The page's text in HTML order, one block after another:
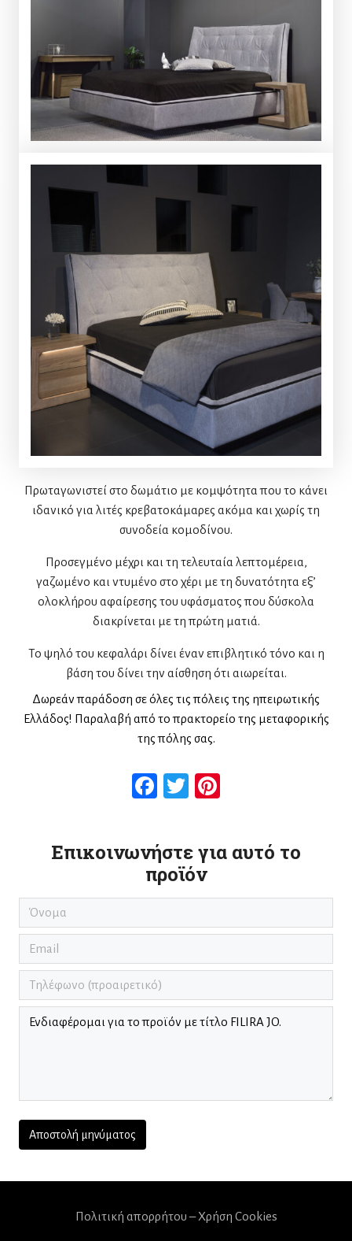
Πρωταγωνιστεί στο δωμάτιο με κομψότητα που το κάνει
ιδανικό για λιτές κρεβατοκάμαρες ακόμα και χωρίς τη
συνοδεία κομοδίνου.
Προσεγμένο μέχρι και τη τελευταία λεπτομέρεια,
γαζωμένο και ντυμένο στο χέρι με τη δυνατότητα εξ’
ολοκλήρου αφαίρεσης του υφάσματος που δύσκολα
διακρίνεται με τη πρώτη ματιά.
Το ψηλό του κεφαλάρι δίνει έναν επιβλητικό τόνο και η
βάση του δίνει την αίσθηση ότι αιωρείται.
Δωρεάν παράδοση σε όλες τις πόλεις της ηπειρωτικής
Ελλάδος! Παραλαβή από το πρακτορείο της μεταφορικής
της πόλης σας.
Facebook
Twitter
Επικοινωνήστε για αυτό το
προϊόν
Πολιτική απορρήτου – Χρήση Cookies